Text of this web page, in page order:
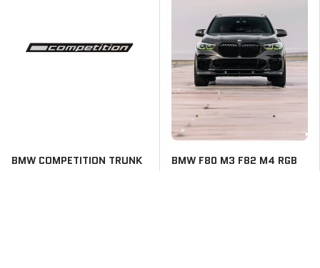
BMW COMPETITION TRUNK
BMW F80 M3 F82 M4 RGB